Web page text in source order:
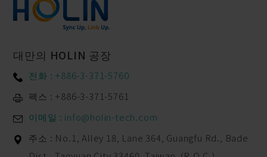
대만의 HOLIN 공장
전화 : +886-3-371-5760
팩스 : +886-3-371-5761
이메일 : info@holin-tech.com
주소 : No.1, Alley 18, Lane 364, Guangfu Rd.,
Bade